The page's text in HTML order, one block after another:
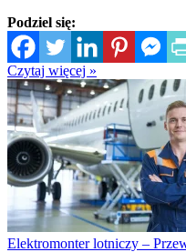
Podziel się:
Czytaj więcej »
Elektromonter lotniczy –